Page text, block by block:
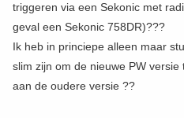
triggeren via een Sekonic met
geval een Sekonic 758DR)???
Ik heb in princiepe alleen maar
slim zijn om de nieuwe PW
aan de oudere versie ??